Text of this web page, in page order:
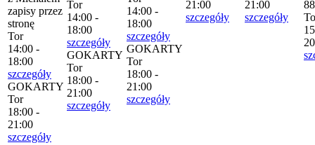
zapisy przez
stronę
Tor
14:00 -
18:00
szczegóły
GOKARTY
Tor
18:00 -
21:00
szczegóły
Tor
14:00 -
18:00
szczegóły
GOKARTY
Tor
18:00 -
21:00
szczegóły
14:00 -
18:00
szczegóły
GOKARTY
Tor
18:00 -
21:00
szczegóły
21:00
szczegóły
21:00
szczegóły